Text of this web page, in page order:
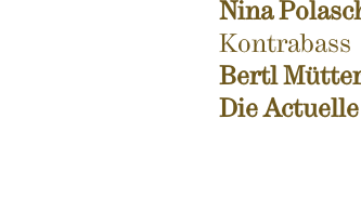
Nina
Kontrabass
Bertl
Die